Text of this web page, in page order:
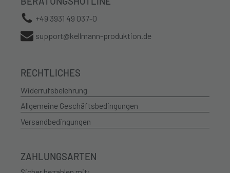
+49 3931 49 037-0
support@kellmann-produktion.de
RECHTLICHES
Widerrufsbelehrung
Allgemeine Geschäftsbedingungen
Versandbedingungen
ZAHLUNGSARTEN